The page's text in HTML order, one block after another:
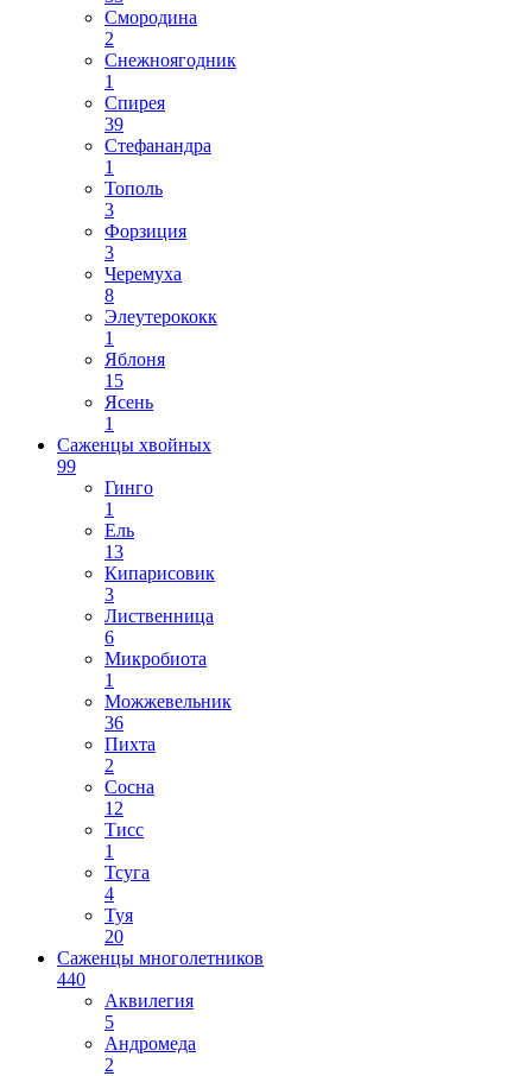
Смородина
2
Снежноягодник
1
Спирея
39
Стефанандра
1
Тополь
3
Форзиция
3
Черемуха
8
Элеутерококк
1
Яблоня
15
Ясень
1
Саженцы хвойных
99
Гинго
1
Ель
13
Кипарисовик
3
Лиственница
6
Микробиота
1
Можжевельник
36
Пихта
2
Сосна
12
Тисс
1
Тсуга
4
Туя
20
Саженцы многолетников
440
Аквилегия
5
Андромеда
2